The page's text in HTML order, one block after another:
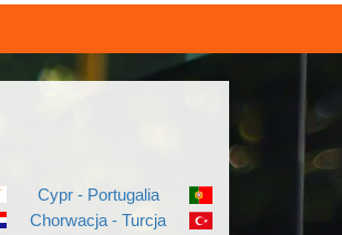
Cypr - Portugalia
Chorwacja - Turcja